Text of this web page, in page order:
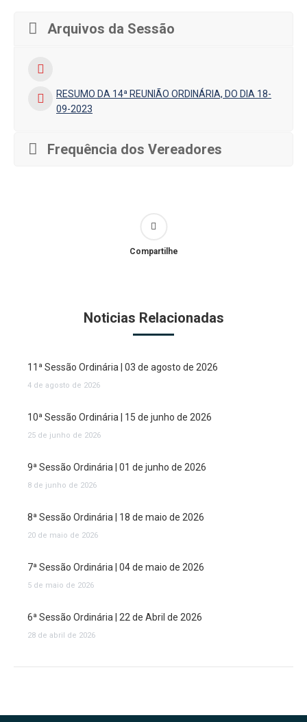
Arquivos da Sessão
RESUMO DA 14ª REUNIÃO ORDINÁRIA, DO DIA 18-
09-2023
Frequência dos Vereadores
Compartilhe
Noticias Relacionadas
11ª Sessão Ordinária | 03 de agosto de 2026
4 de agosto de 2026
10ª Sessão Ordinária | 15 de junho de 2026
25 de junho de 2026
9ª Sessão Ordinária | 01 de junho de 2026
8 de junho de 2026
8ª Sessão Ordinária | 18 de maio de 2026
20 de maio de 2026
7ª Sessão Ordinária | 04 de maio de 2026
5 de maio de 2026
6ª Sessão Ordinária | 22 de Abril de 2026
28 de abril de 2026